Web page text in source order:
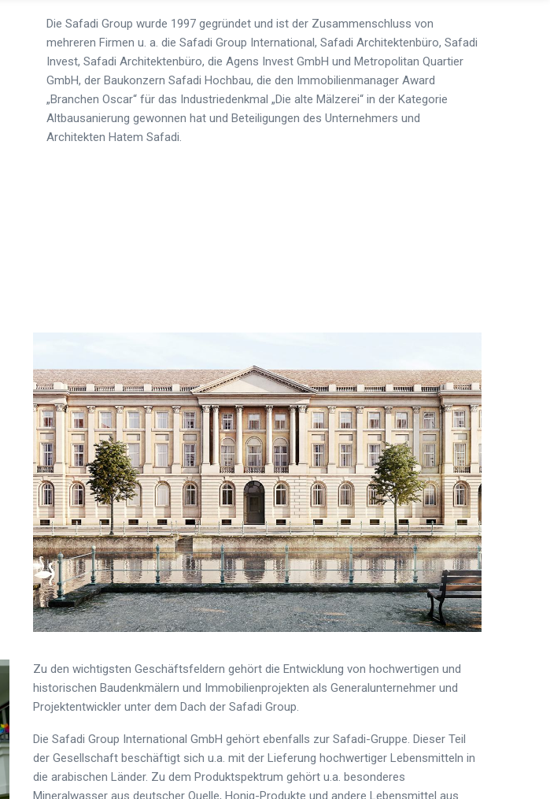
Die Safadi Group wurde 1997 gegründet und ist der Zusammenschluss von
mehreren Firmen u. a. die Safadi Group International, Safadi Architektenbüro, Safadi
Invest, Safadi Architektenbüro, die Agens Invest GmbH und Metropolitan Quartier
GmbH, der Baukonzern Safadi Hochbau, die den Immobilienmanager Award
„Branchen Oscar“ für das Industriedenkmal „Die alte Mälzerei“ in der Kategorie
Altbausanierung gewonnen hat und Beteiligungen des Unternehmers und
Architekten Hatem Safadi.
Zu den wichtigsten Geschäftsfeldern gehört die Entwicklung von hochwertigen und
historischen Baudenkmälern und Immobilienprojekten als Generalunternehmer und
Projektentwickler unter dem Dach der Safadi Group.
Die Safadi Group International GmbH gehört ebenfalls zur Safadi-Gruppe. Dieser Teil
der Gesellschaft beschäftigt sich u.a. mit der Lieferung hochwertiger Lebensmitteln in
die arabischen Länder. Zu dem Produktspektrum gehört u.a. besonderes
Mineralwasser aus deutscher Quelle, Honig-Produkte und andere Lebensmittel aus